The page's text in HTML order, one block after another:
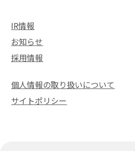
IR情報
お知らせ
採用情報
個人情報の取り扱いについて
サイトポリシー